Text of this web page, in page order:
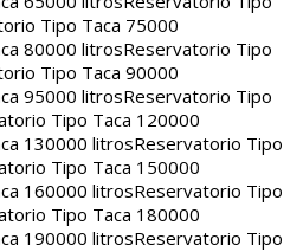
Tipo Taca 75000
80000 litrosReservatorio Tipo
Tipo Taca 90000
95000 litrosReservatorio Tipo
Tipo Taca 120000
130000 litrosReservatorio Tipo
Tipo Taca 150000
160000 litrosReservatorio Tipo
Tipo Taca 180000
190000 litrosReservatorio Tipo